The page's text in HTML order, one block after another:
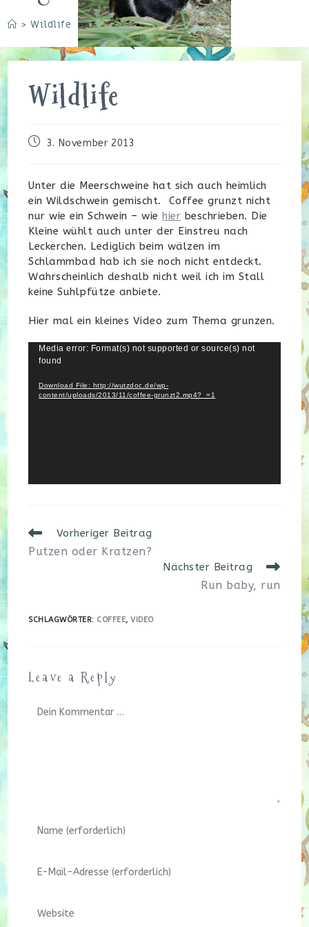
> Wildlife
Wildlife
Beitrag3. November 2013
Unter die Meerschweine hat sich auch heimlich
ein Wildschwein gemischt. Coffee grunzt nicht
nur wie ein Schwein – wiehier beschrieben. Die
Kleine wühlt auch unter der Einstreu nach
Leckerchen. Lediglich beim wälzen im
Schlammbad hab ich sie noch nicht entdeckt.
Wahrscheinlich deshalb nicht weil ich im Stall
keine Suhlpfütze anbiete.
Hier mal ein kleines Video zum Thema grunzen.
Video
Player
Media error: Format(s) not supported or source(s) not
found
Download File: http://wutzdoc.de/wp-
content/uploads/2013/11/coffee-grunzt2.mp4?_=1
Weitere
Artikel
ansehen
Vorheriger Beitrag
Putzen oder Kratzen?
Nächster Beitrag
Run baby, run
SCHLAGWÖRTER: COFFEE, VIDEO
Leave a Reply
Kommentar
Gib
oder
Kommentieren
Gib
Mail-
Gib